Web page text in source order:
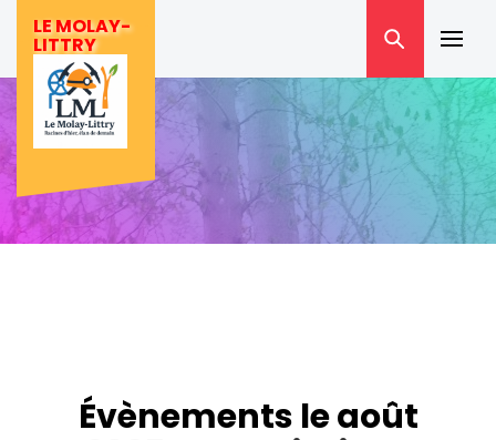
content
LE MOLAY-
LITTRY
Menu
Évènements le août